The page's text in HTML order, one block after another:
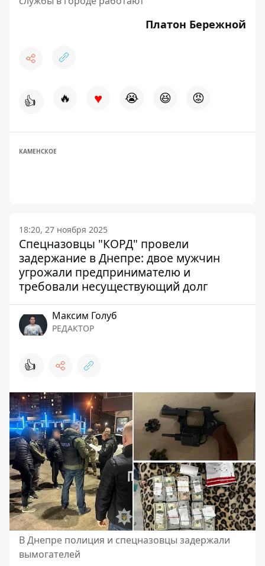
Платон Бережной
👍 🔥 ♥ 😭 😆 😡
КАМЕНСКОЕ
18:20, 27 ноября 2025
Спецназовцы "КОРД" провели
задержание в Днепре: двое мужчин
угрожали предпринимателю и
требовали несуществующий долг
Максим Голуб
РЕДАКТОР
👍
В Днепре полиция и спецназовцы задержали
вымогателей